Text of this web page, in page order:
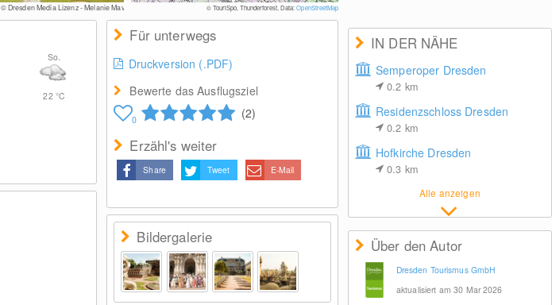
© Dresden Media Lizenz - Melanie May © TouriSpo, Thunderforest, Data:OpenStreetMap
IN DER NÄHE
Semperoper Dresden
0.2 km
Residenzschloss Dresden
0.2 km
Hofkirche Dresden
0.3 km
Alle anzeigen
Über den Autor
Dresden Tourismus GmbH
aktualisiert am 30 Mar 2026
So.
22 °C
Für unterwegs
Druckversion (.PDF)
Bewerte das Ausflugsziel
0 (2)
Erzähl's weiter
Share Tweet E-Mail
Bildergalerie